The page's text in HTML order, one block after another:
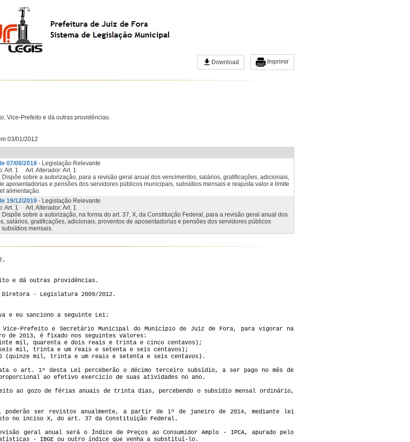
Download Imprimir
Vice-Prefeito e dá outras providências.
03/01/2012
07/08/2018- Legislação Relevante
Art. 1 Art. Alterador: Art. 1
Dispõe sobre a autorização, para a revisão geral anual dos vencimentos, salários, gratificações, adicionais,
aposentadorias e pensões dos servidores públicos municipais, subsídios mensais e reajusta valor e limite
alimentação.
19/12/2019- Legislação Relevante
Art. 1 Art. Alterador: Art. 1
Dispõe sobre a autorização, na forma do art. 37, X, da Constituição Federal, para a revisão geral anual dos
salários, gratificações, adicionais, proventos de aposentadorias e pensões dos servidores públicos
mensais.
e dá outras providências.
Diretora - Legislatura 2009/2012.
e eu sanciono a seguinte Lei:
Prefeito e Secretário Municipal do Município de Juiz de Fora, para vigorar na
de 2013, é fixado nos seguintes valores:
mil, quarenta e dois reais e trinta e cinco centavos);
mil, trinta e um reais e setenta e seis centavos);
(quinze mil, trinta e um reais e setenta e seis centavos).
o art. 1º desta Lei perceberão o décimo terceiro subsídio, a ser pago no mês de
ao efetivo exercício de suas atividades no ano.
ao gozo de férias anuais de trinta dias, percebendo o subsídio mensal ordinário,
ser revistos anualmente, a partir de 1º de janeiro de 2014, mediante lei
no inciso X, do art. 37 da Constituição Federal.
geral anual será o Índice de Preços ao Consumidor Amplo - IPCA, apurado pelo
- IBGE ou outro índice que venha a substituí-lo.